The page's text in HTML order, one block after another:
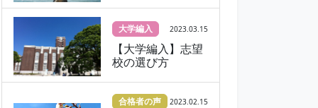
大学編入 2023.03.15
【大学編入】志望
校の選び方
合格者の声 2023.02.15